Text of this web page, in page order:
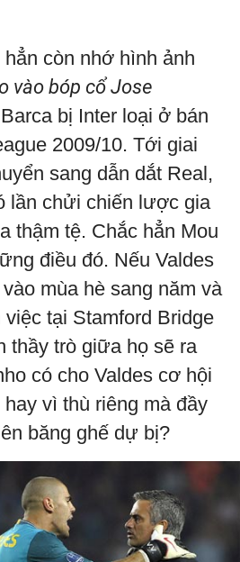
còn nhớ hình ảnh
vào bóp cổ Jose
bị Inter loại ở bán
2009/10. Tới giai
sang dẫn dắt Real,
lần chửi chiến lược gia
thậm tệ. Chắc hẳn Mou
điều đó. Nếu Valdes
mùa hè sang năm và
tại Stamford Bridge
thầy trò giữa họ sẽ ra
có cho Valdes cơ hội
vì thù riêng mà đầy
băng ghế dự bị?